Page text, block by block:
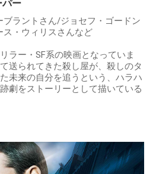
パー
ラントさん/ジョセフ・ゴードン
ス・ウィリスさんなど
ラー・SF系の映画となっていま
送られてきた殺し屋が、殺しのタ
未来の自分を追うという、ハラハ
劇をストーリーとして描いている